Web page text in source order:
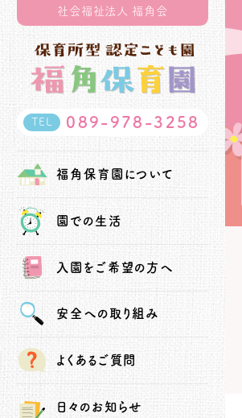
社会福祉法人 福角会
TEL 089-978-3258
福角保育園 について
園での生活
入園を ご希望の方へ
安全への取り組み
よくあるご質問
日々のお知らせ